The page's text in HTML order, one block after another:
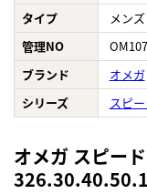
タイプ
メンズ
管理NO
ブランド
オメガ
シリーズ
スピ
オメガ スピー